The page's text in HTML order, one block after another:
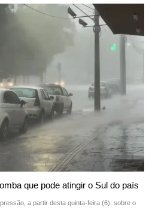
que pode atingir o Sul do país
a partir desta quinta-feira (6), sobre o